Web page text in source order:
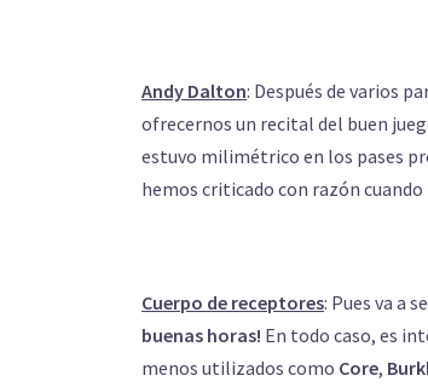
Andy Dalton: Después de varios
ofrecernos un recital del buen
estuvo milimétrico en los pases
hemos criticado con razón
Cuerpo de receptores: Pues va a
buenas horas! En todo caso, es
menos utilizados como Core,